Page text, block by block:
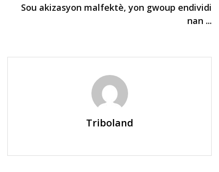
Sou akizasyon malfektè, yon gwoup endividi
nan ...
Triboland